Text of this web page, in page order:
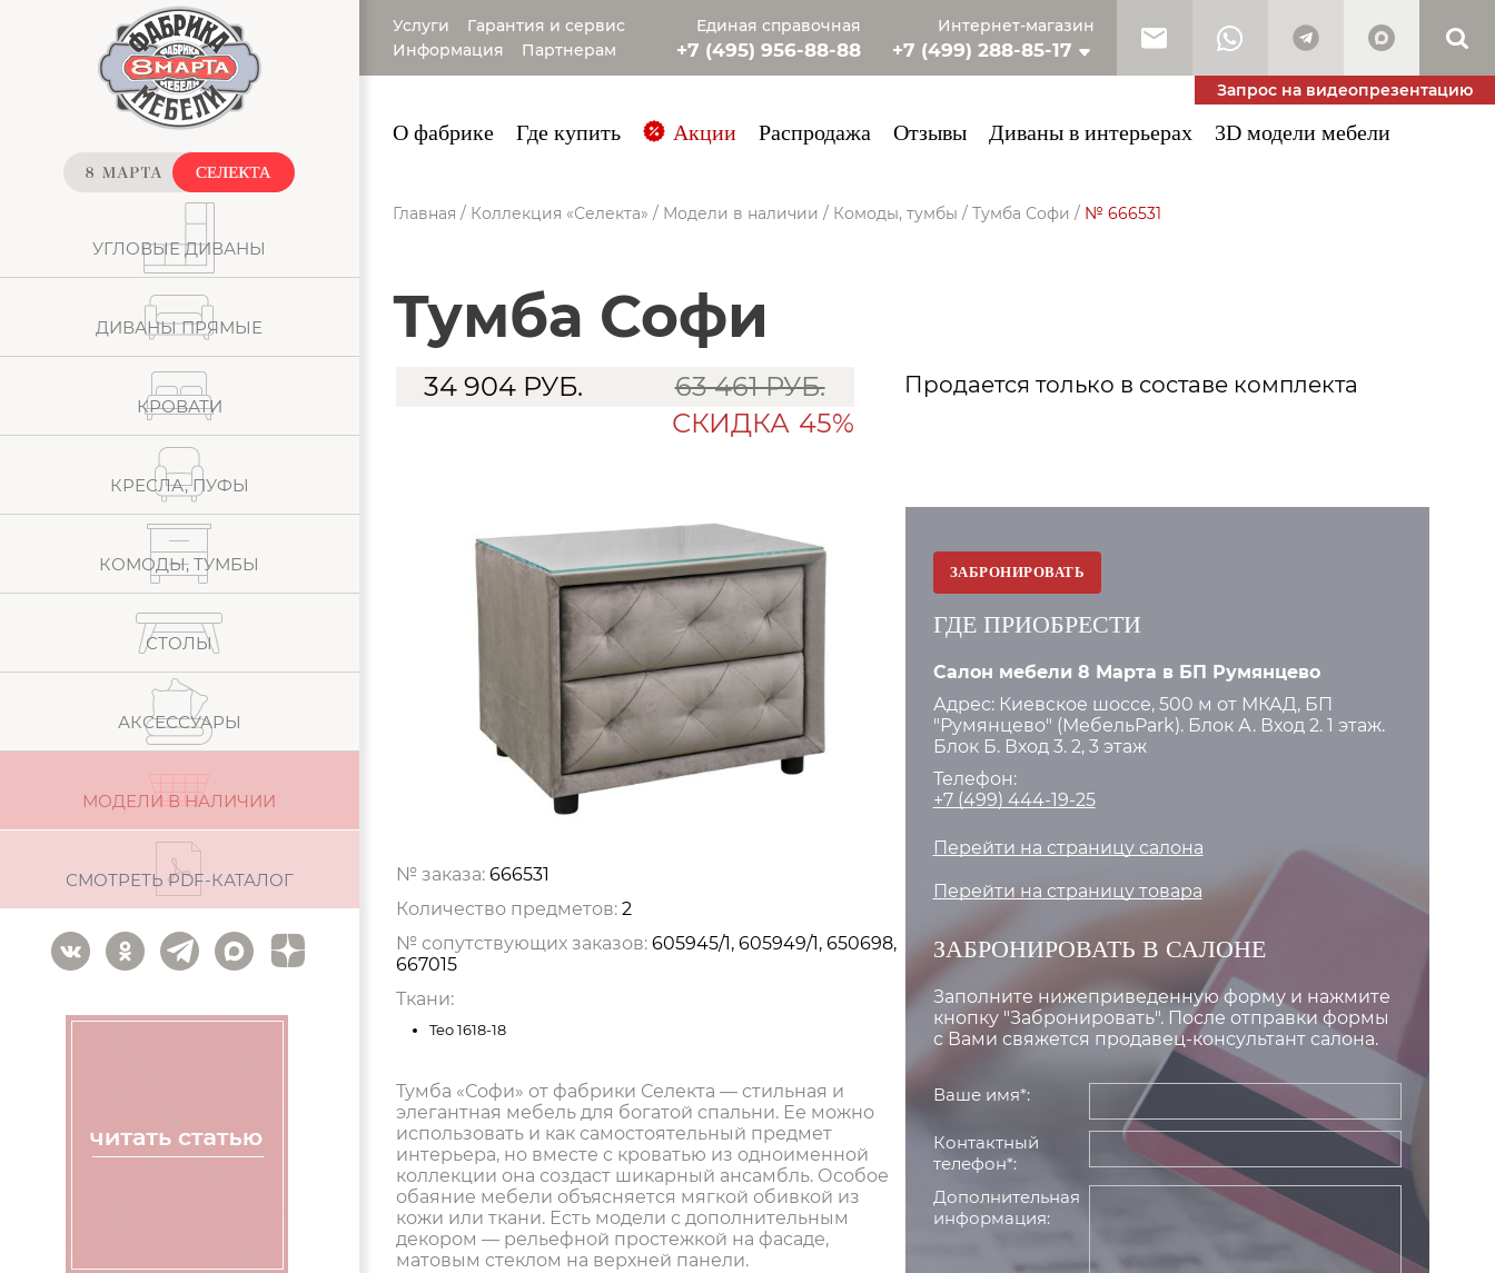
УГЛОВЫЕ ДИВАНЫ
ДИВАНЫ ПРЯМЫЕ
КРОВАТИ
КРЕСЛА, ПУФЫ
КОМОДЫ, ТУМБЫ
СТОЛЫ
АКСЕССУАРЫ
МОДЕЛИ В НАЛИЧИИ
СМОТРЕТЬ PDF-КАТАЛОГ
Услуги
Гарантия и сервис
Информация
Партнерам
Единая справочная
+7 (495) 956-88-88
Интернет-магазин
+7 (499) 288-85-17
+7 (985) 410-53-34
Запрос на видеопрезентацию
О фабрике Где купить Акции Распродажа Отзывы Диваны в интерьерах 3D модели мебели
Главная / Коллекция «Селекта» / Модели в наличии / Комоды, тумбы / Тумба Софи / № 666531
Тумба Софи
34 904 РУБ.
63 461 РУБ.
СКИДКА 45%
Продается только в составе комплекта
№ заказа: 666531
Количество предметов: 2
№ сопутствующих заказов: 605945/1, 605949/1, 650698,
667015
Ткани:
Teo 1618-18
Тумба «Софи» от фабрики Селекта — стильная и
элегантная мебель для богатой спальни. Ее можно
использовать и как самостоятельный предмет
интерьера, но вместе с кроватью из одноименной
коллекции она создаст шикарный ансамбль. Особое
обаяние мебели объясняется мягкой обивкой из
кожи или ткани. Есть модели с дополнительным
декором — рельефной простежкой на фасаде,
матовым стеклом на верхней панели.
ЗАБРОНИРОВАТЬ
ГДЕ ПРИОБРЕСТИ
Салон мебели 8 Марта в БП Румянцево
Адрес: Киевское шоссе, 500 м от МКАД, БП
"Румянцево" (МебельPark). Блок А. Вход 2. 1 этаж.
Блок Б. Вход 3. 2, 3 этаж
Телефон:
+7 (499) 444-19-25
Перейти на страницу салона
Перейти на страницу товара
ЗАБРОНИРОВАТЬ В САЛОНЕ
Заполните нижеприведенную форму и нажмите
кнопку "Забронировать". После отправки формы
с Вами свяжется продавец-консультант салона.
Ваше имя*:
Контактный
телефон*:
Дополнительная
информация: